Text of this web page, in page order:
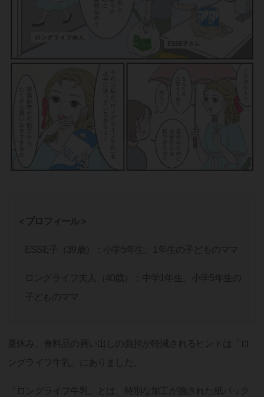
夏休み、食料品の買い出しの負担が軽減されるヒントは「ロ
ングライフ牛乳」にありました。
「ロングライフ牛乳」とは、特別な加工が施された紙パック